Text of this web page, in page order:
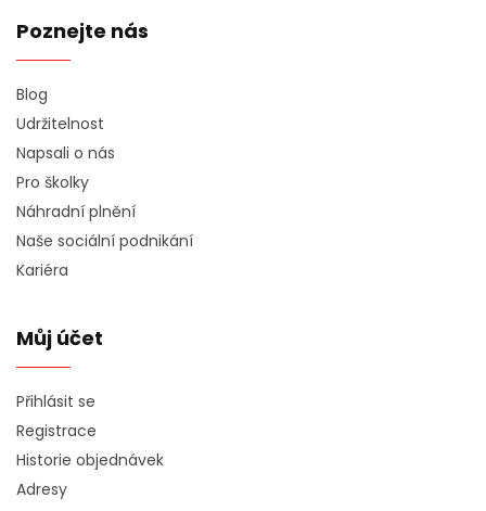
Poznejte nás
Blog
Udržitelnost
Napsali o nás
Pro školky
Náhradní plnění
Naše sociální podnikání
Kariéra
Můj účet
Přihlásit se
Registrace
Historie objednávek
Adresy